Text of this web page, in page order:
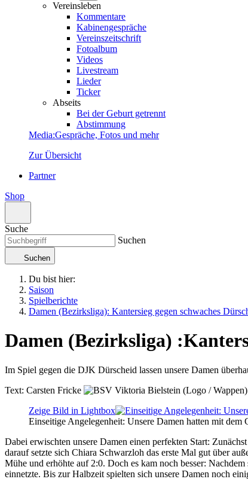
Vereinsleben
Kommentare
Kabinengespräche
Vereinszeitschrift
Fotoalbum
Videos
Livestream
Lieder
Ticker
Abseits
Bei der Geburt getrennt
Abstimmung
Media:Gespräche, Fotos und mehr
Zur Übersicht
Partner
Shop
Suche
Suchen
Suchen
Du bist hier:
Saison
Spielberichte
Damen (Bezirksliga): Kantersieg gegen schwaches
Damen (Bezirksliga) :
Im Spiel gegen die DJK Dürscheid lassen unsere Damen
Text: Carsten Fricke
Zeige Bild in Lightbox
Einseitige Angelegenheit: Unsere Damen hatten mit dem
Dabei erwischten unsere Damen einen perfekten Start:
darauf setzte sich Chiara Schwarzloh das erste Mal gut über
Mühe und erhöhte auf 2:0. Doch es kam noch besser:
einnetzte. Bis zur Halbzeit spielten sich unsere Damen noch